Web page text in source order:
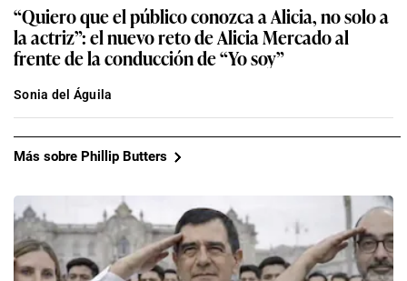
“Quiero que el público conozca a Alicia, no solo a
la actriz”: el nuevo reto de Alicia Mercado al
frente de la conducción de “Yo soy”
Sonia del Águila
Más sobre Phillip Butters